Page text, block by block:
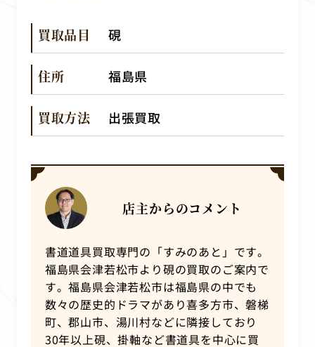
買取品目 硯
住所 福島県
買取方法 出張買取
店主からのコメント
書道道具買取専門の「すみのあと」です。
福島県会津若松市より硯の買取のご案内で
す。福島県会津若松市は福島県の中でも
数々の歴史的ドラマがあり喜多方市、磐梯
町、郡山市、湯川村などに隣接しており
30年以上硯、掛軸など書道具を中心に買